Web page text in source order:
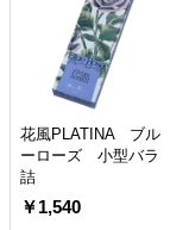
花風PLATINA ブル
ーローズ 小型バラ
詰
￥1,540